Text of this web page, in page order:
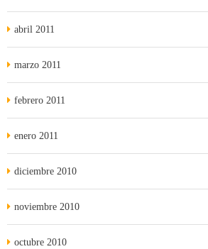
abril 2011
marzo 2011
febrero 2011
enero 2011
diciembre 2010
noviembre 2010
octubre 2010